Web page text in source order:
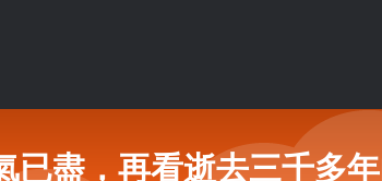
已盡，再看逝去三千多